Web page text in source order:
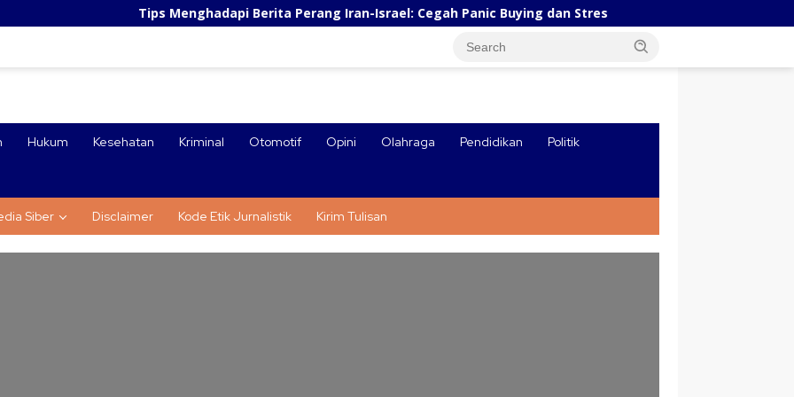
Tips Menghadapi Berita Perang Iran-Israel: Cegah Panic Buying dan Stres
Hukum Kesehatan Kriminal Otomotif Opini Olahraga Pendidikan Politik
Siber Disclaimer Kode Etik Jurnalistik Kirim Tulisan